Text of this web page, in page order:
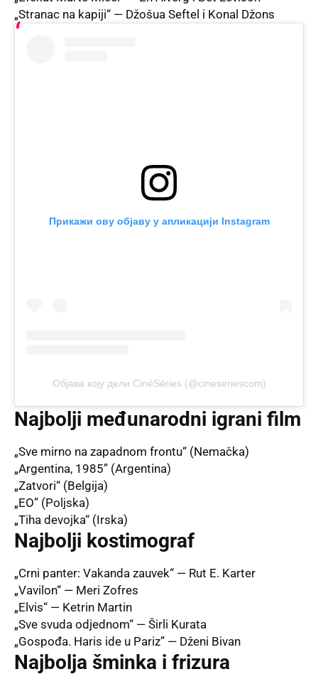
„Stranac na kapiji“ — Džošua Seftel i Konal Džons
Прикажи ову објаву у апликацији Instagram
Објава коју дели CinéSéries (@cineseriescom)
Najbolji međunarodni igrani film
„Sve mirno na zapadnom frontu“ (Nemačka)
„Argentina, 1985” (Argentina)
„Zatvori“ (Belgija)
„EO” (Poljska)
„Tiha devojka“ (Irska)
Najbolji kostimograf
„Crni panter: Vakanda zauvek“ — Rut E. Karter
„Vavilon“ — Meri Zofres
„Elvis“ — Ketrin Martin
„Sve svuda odjednom“ — Širli Kurata
„Gospođa. Haris ide u Pariz” — Dženi Bivan
Najbolja šminka i frizura